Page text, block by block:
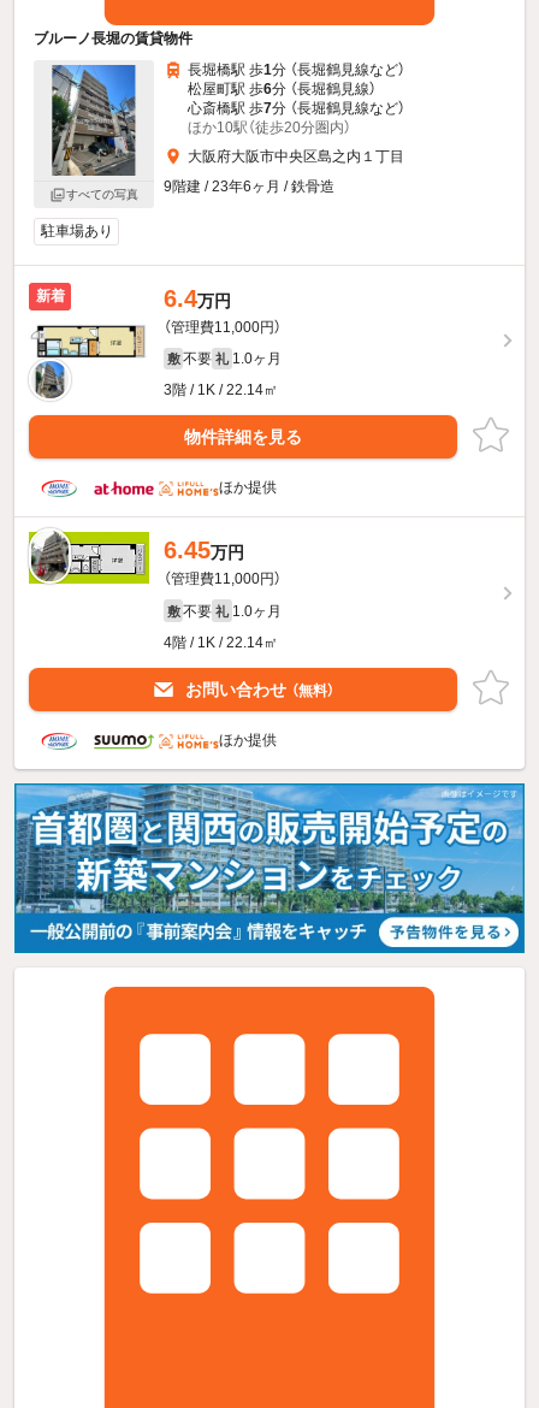
ブルーノ長堀の賃貸物件
すべての写真
長堀橋駅 歩1分 （長堀鶴見線など）
松屋町駅 歩6分 （長堀鶴見線）
心斎橋駅 歩7分 （長堀鶴見線など）
ほか10駅（徒歩20分圏内）
大阪府大阪市中央区島之内１丁目
9階建 / 23年6ヶ月 / 鉄骨造
駐車場あり
新着 6.4万円
（管理費11,000円）
敷 不要 礼 1.0ヶ月
3階 / 1K / 22.14㎡
物件詳細を見る
ほか提供
6.45万円
（管理費11,000円）
敷 不要 礼 1.0ヶ月
4階 / 1K / 22.14㎡
お問い合わせ （無料）
ほか提供